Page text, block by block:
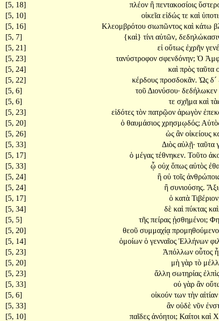
[5, 18]
πλέον ἢ πεντακοσίοις
[5, 10]
οἰκεῖα εἰδώς τε καὶ
[5, 16]
Κλεομβρότου σιωπῶντος καὶ κάτω
[5, 7]
{καὶ} τίνι αὐτῶν,
[5, 21]
εἰ οὕτως ἐχρῆν
[5, 23]
τανύστροφον σφενδόνην; Ὁ
[5, 24]
καὶ πρὸς ταῦτα
[5, 22]
κέρδους προσδοκᾶν. Ὡς δ´
[5, 6]
τοῦ Διονύσου· δεδήλωκεν
[5, 6]
τε σχῆμα καὶ
[5, 23]
εἰδότες τὸν πατρῷον ἀρωγὸν
[5, 20]
ὁ θαυμάσιος χρησμῳδός;
[5, 26]
ὡς ἂν οἰκείους
[5, 33]
Διὸς αὐλῇ· ταῦτα
[5, 17]
ὁ μέγας τέθνηκεν. Τοῦτο
[5, 33]
ᾧ οὐχ ὅπως αὐτὸς
[5, 24]
ἢ οὐ τοῖς
[5, 24]
ἢ συνιούσης.
[5, 17]
ὁ κατὰ
[5, 34]
δὲ καὶ πύκτας
[5, 5]
τῆς πείρας ᾐσθημένοι;
[5, 20]
θεοῦ συμμαχίᾳ
[5, 14]
ὁμοίων ὁ γενναῖος Ἑλλήνων
[5, 23]
Ἀπόλλων οὗτος
[5, 20]
μὴ γὰρ τὸ
[5, 23]
ἄλλη σωτηρίας
[5, 33]
οὐ γὰρ ἂν
[5, 6]
οἰκούν των τὴν
[5, 33]
ἂν οὐδὲ νῦν
[5, 10]
παῖδες ἀνόητοι; Καίτοι καὶ